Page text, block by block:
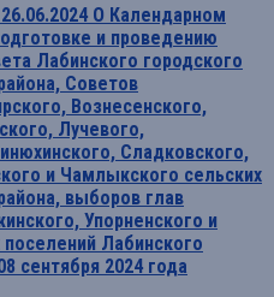
О Календарном
и проведению
Лабинского городского
Советов
Вознесенского,
Лучевого,
Сладковского,
и Чамлыкского сельских
выборов глав
Упорненского и
Лабинского
сентября 2024 года